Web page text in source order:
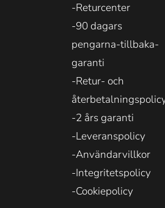
-Returcenter
-90 dagars
pengarna-tillbaka-
garanti
-Retur- och
-2 års garanti
-Leveranspolicy
-Användarvillkor
-Integritetspolicy
-Cookiepolicy